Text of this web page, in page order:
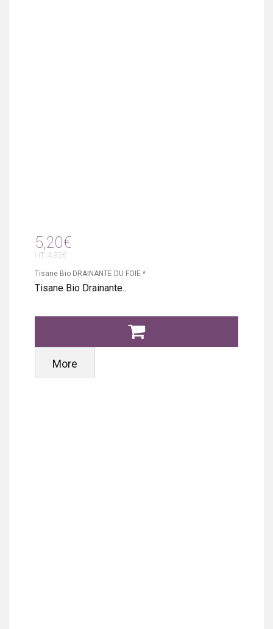
5,20€
HT: 4,93€
Tisane Bio DRAINANTE DU FOIE *
Tisane Bio Drainante..
More